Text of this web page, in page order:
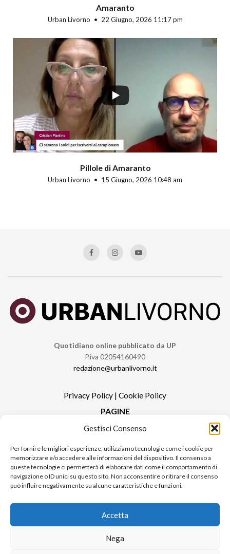
Gestisci Consenso
Per fornire le migliori esperienze, utilizziamo tecnologie come i cookie per
memorizzare e/o accedere alle informazioni del dispositivo. Il consenso a
queste tecnologie ci permetterà di elaborare dati come il comportamento di
navigazione o ID unici su questo sito. Non acconsentire o ritirare il consenso
può influire negativamente su alcune caratteristiche e funzioni.
Accetta
Nega
Amaranto
Urban Livorno 22 Giugno, 2026 11:17 pm
Pillole di Amaranto
Urban Livorno 15 Giugno, 2026 10:48 am
Quotidiano online pubblicato da UP
P.iva 02054160490
redazione@urbanlivorno.it
Privacy Policy | Cookie Policy
PAGINE
Redazione
Contatti
Pubblicità
Sitemap
RUBRICHE
Urban Video